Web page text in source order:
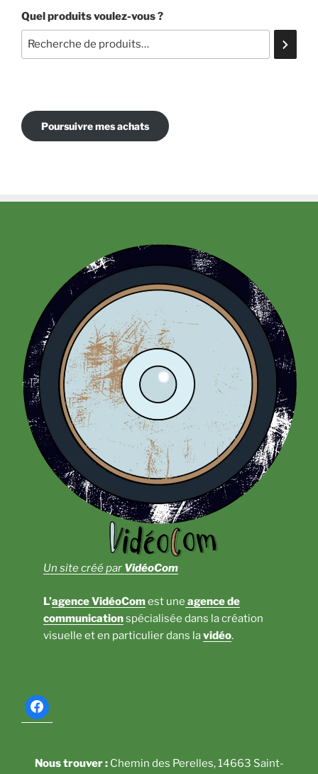
Quel produits voulez-vous ?
Poursuivre mes achats
Un site créé par VidéoCom
L’agence VidéoComest une agence de
communicationspécialisée dans la création
visuelle et en particulier dans lavidéo.
Nous trouver :Chemin des Perelles, 14663 Saint-